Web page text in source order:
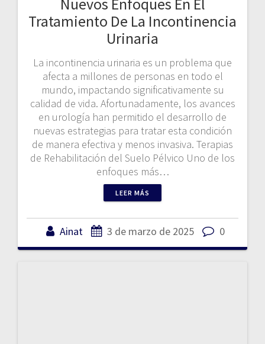
Tratamiento De La Incontinencia
Urinaria
La incontinencia urinaria es un problema que
afecta a millones de personas en todo el
mundo, impactando significativamente su
calidad de vida. Afortunadamente, los avances
en urología han permitido el desarrollo de
nuevas estrategias para tratar esta condición
de manera efectiva y menos invasiva. Terapias
de Rehabilitación del Suelo Pélvico Uno de los
enfoques más…
LEER MÁS
Ainat 3 de marzo de 2025 0